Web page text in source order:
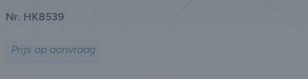
Nr. HK8539
Prijs op aanvraag